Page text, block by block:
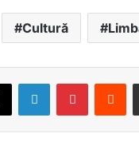
Cultură
X LinkedInPinterest